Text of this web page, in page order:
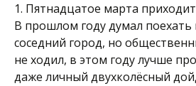
1. Пятнадцатое марта
В прошлом году думал поехать
соседний город, но
не ходил, в этом году лучше
даже личный двухколёсный